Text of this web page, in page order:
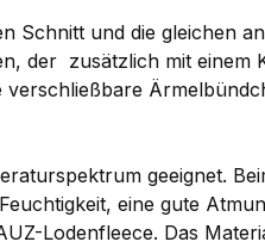
Schnitt und die gleichen
der zusätzlich mit einem
geeignet.
eine gute
Lodenfleece. Das